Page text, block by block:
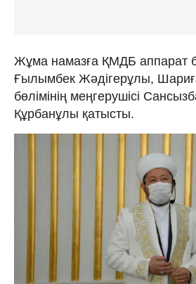
Жұма намазға ҚМДБ аппарат
Ғылымбек Жәдігерұлы,
бөлімінің меңгерушісі
Құрбанұлы қатысты.